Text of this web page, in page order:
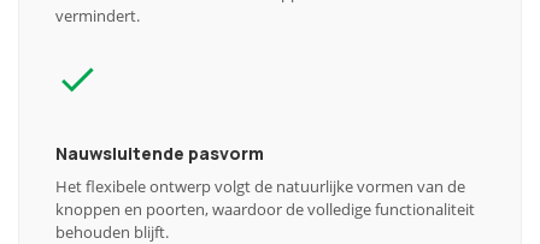
vermindert.
Nauwsluitende pasvorm
Het flexibele ontwerp volgt de natuurlijke vormen van de
knoppen en poorten, waardoor de volledige functionaliteit
behouden blijft.